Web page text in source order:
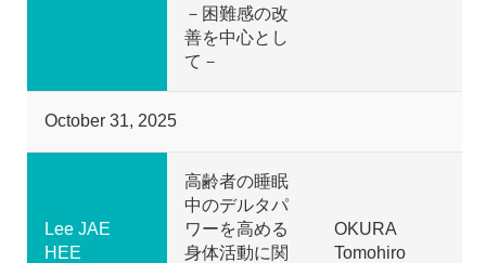
－困難感の改
善を中心とし
て－
October 31, 2025
Lee JAE
HEE
高齢者の睡眠
中のデルタパ
ワーを高める
身体活動に関
OKURA
Tomohiro